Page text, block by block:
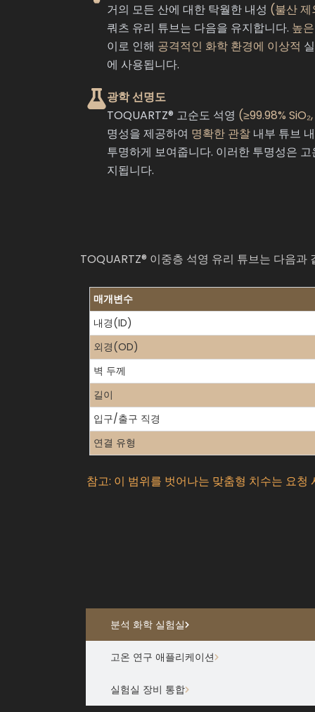
거의 모든 산에 대한 탁월한 내성 (불산 제
쿼츠 유리 튜브는 다음을 유지합니다. 높
이로 인해 공격적인 화학 환경에 이상적
에 사용됩니다.
광학 선명도
TOQUARTZ® 고순도 석영 (≥99.98%
명성을 제공하여 명확한 관찰 내부 튜브
투명하게 보여줍니다. 이러한 투명성은
지됩니다.
TOQUARTZ® 이중층 석영 유리 튜브는 다음과
매개변수
내경(ID)
외경(OD)
벽 두께
길이
입구/출구 직경
연결 유형
참고: 이 범위를 벗어나는 맞춤형 치수는 요
분석 화학 실험실
고온 연구 애플리케이션
실험실 장비 통합